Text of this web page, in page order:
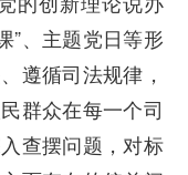
”、主题党日等形
遵循司法规律，
群众在每一个司
查摆问题， 对标